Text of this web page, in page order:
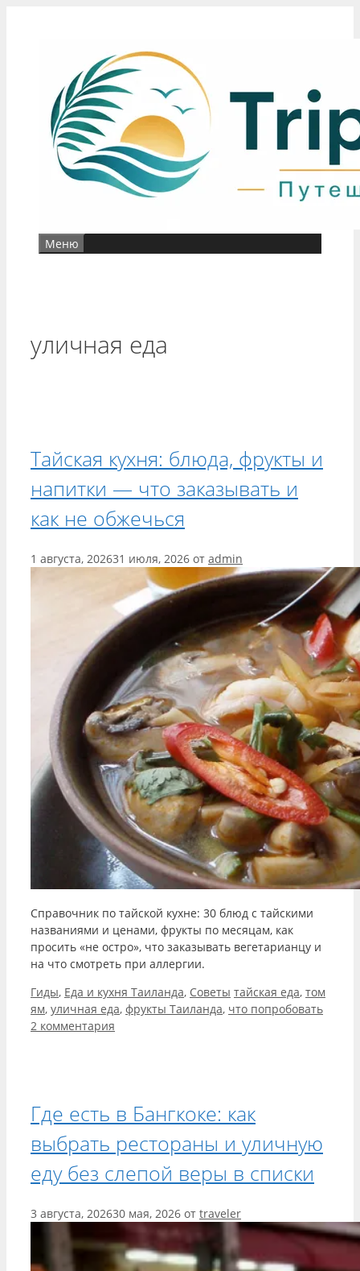
Меню
уличная еда
Тайская кухня: блюда, фрукты и
напитки — что заказывать и
как не обжечься
1 августа, 202631 июля, 2026 от admin
Справочник по тайской кухне: 30 блюд с тайскими
названиями и ценами, фрукты по месяцам, как
просить «не остро», что заказывать вегетарианцу и
на что смотреть при аллергии.
Рубрики
Гиды, Еда и кухня Таиланда, Советы Метки
тайская еда, том
ям, уличная еда, фрукты Таиланда, что попробовать
2 комментария
Где есть в Бангкоке: как
выбрать рестораны и уличную
еду без слепой веры в списки
3 августа, 202630 мая, 2026 от traveler